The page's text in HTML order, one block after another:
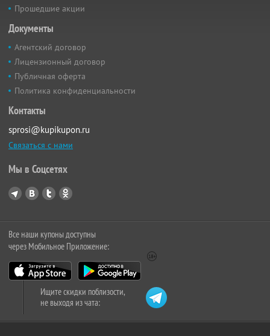
Прошедшие акции
Документы
Агентский договор
Лицензионный договор
Публичная оферта
Политика конфиденциальности
Контакты
sprosi@kupikupon.ru
Связаться с нами
Мы в Соцсетях
Все наши купоны доступны
через Мобильное Приложение:
Ищите скидки поблизости,
не выходя из чата: